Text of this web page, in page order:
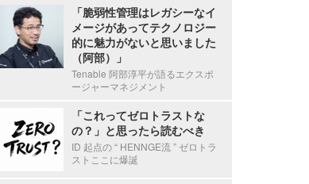
「脆弱性管理はレガシーなイ
メージがあってテクノロジー
的に魅力がないと思いました
（阿部）」
Tenable 阿部淳平が語るエクスポ
ージャーマネジメント
「これってゼロトラストな
の？」と思ったら読むべき
ID 起点の “ HENNGE流 ” ゼロトラ
ストここに爆誕